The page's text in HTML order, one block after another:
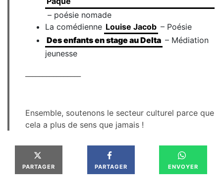
– poésie nomade
La comédienne Louise Jacob – Poésie
Des enfants en stage au Delta – Médiation
jeunesse
Ensemble, soutenons le secteur culturel parce que
cela a plus de sens que jamais !
PARTAGER PARTAGER ENVOYER